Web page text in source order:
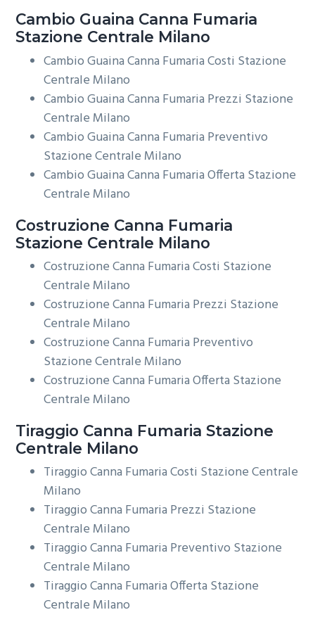
Cambio Guaina Canna Fumaria
Stazione Centrale Milano
Cambio Guaina Canna Fumaria Costi Stazione
Centrale Milano
Cambio Guaina Canna Fumaria Prezzi Stazione
Centrale Milano
Cambio Guaina Canna Fumaria Preventivo
Stazione Centrale Milano
Cambio Guaina Canna Fumaria Offerta Stazione
Centrale Milano
Costruzione Canna Fumaria
Stazione Centrale Milano
Costruzione Canna Fumaria Costi Stazione
Centrale Milano
Costruzione Canna Fumaria Prezzi Stazione
Centrale Milano
Costruzione Canna Fumaria Preventivo
Stazione Centrale Milano
Costruzione Canna Fumaria Offerta Stazione
Centrale Milano
Tiraggio Canna Fumaria Stazione
Centrale Milano
Tiraggio Canna Fumaria Costi Stazione Centrale
Milano
Tiraggio Canna Fumaria Prezzi Stazione
Centrale Milano
Tiraggio Canna Fumaria Preventivo Stazione
Centrale Milano
Tiraggio Canna Fumaria Offerta Stazione
Centrale Milano